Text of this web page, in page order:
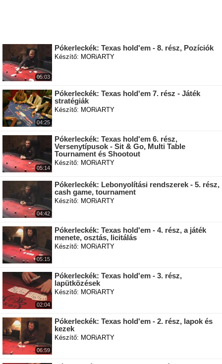
05:03
Pókerleckék: Texas hold'em - 8. rész, Pozíciók
Készítő: MORiARTY
04:25
Pókerleckék: Texas hold'em 7. rész - Játék
stratégiák
Készítő: MORiARTY
05:14
Pókerleckék: Texas hold'em 6. rész,
Versenytípusok - Sit & Go, Multi Table
Tournament és Shootout
Készítő: MORiARTY
04:42
Pókerleckék: Lebonyolítási rendszerek - 5. rész,
cash game, tournament
Készítő: MORiARTY
05:15
Pókerleckék: Texas hold'em - 4. rész, a játék
menete, osztás, licitálás
Készítő: MORiARTY
02:04
Pókerleckék: Texas hold'em - 3. rész,
lapütközések
Készítő: MORiARTY
06:59
Pókerleckék: Texas hold'em - 2. rész, lapok és
kezek
Készítő: MORiARTY